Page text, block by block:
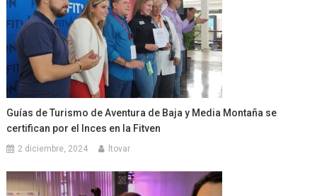
Guías de Turismo de Aventura de Baja y Media Montaña se
certifican por el Inces en la Fitven
2 diciembre, 2024 ltovar